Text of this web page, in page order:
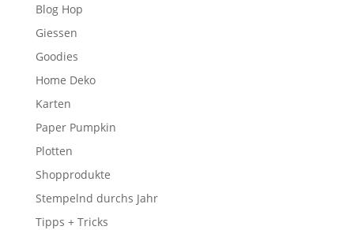
Blog Hop
Giessen
Goodies
Home Deko
Karten
Paper Pumpkin
Plotten
Shopprodukte
Stempelnd durchs Jahr
Tipps + Tricks